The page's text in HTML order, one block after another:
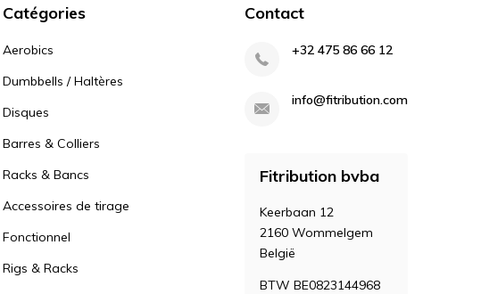
Catégories
Aerobics
Dumbbells / Haltères
Disques
Barres & Colliers
Racks & Bancs
Accessoires de tirage
Fonctionnel
Rigs & Racks
Contact
+32 475 86 66 12
info@fitribution.com
Fitribution bvba
Keerbaan 12
2160 Wommelgem
België
BTW BE0823144968